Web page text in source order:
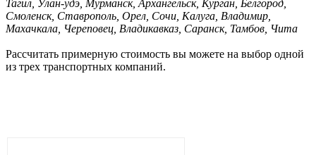
Тагил, Улан-удэ, Мурманск, Архангельск, Курган, Белгород,
Смоленск, Ставрополь, Орел, Сочи, Калуга, Владимир,
Махачкала, Череповец, Владикавказ, Саранск, Тамбов, Чита
Рассчитать примерную стоимость вы можете на выбор одной
из трех транспортных компаний.